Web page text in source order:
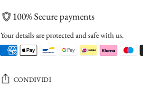
100% Secure payments
Your details are protected and safe with us.
CONDIVIDI